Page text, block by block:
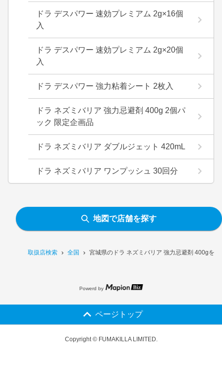
取扱店検索 全国 宮城県のドラ ネズミバリア 強力忌避剤 400gを
ドラ デスパワー 速効プレミアム 2g×16個
入
ドラ デスパワー 速効プレミアム 2g×20個
入
ドラ デスパワー 強力粘着シート 2枚入
ドラ ネズミバリア 強力忌避剤 400g 2個パ
ック 限定企画品
ドラ ネズミバリア ダブルジェット 420mL
ドラ ネズミバリア ワンプッシュ 30回分
地図で店舗を探す
Powerd by
ページトップ
Copyright © FUMAKILLA LIMITED.